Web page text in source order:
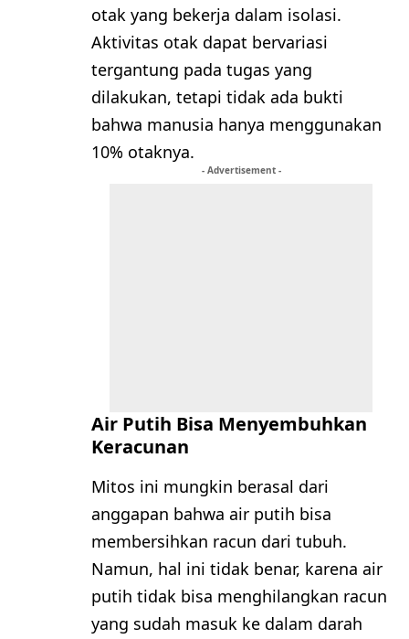
otak yang bekerja dalam isolasi.
Aktivitas otak dapat bervariasi
tergantung pada tugas yang
dilakukan, tetapi tidak ada bukti
bahwa manusia hanya menggunakan
10% otaknya.
- Advertisement -
Air Putih Bisa Menyembuhkan
Keracunan
Mitos ini mungkin berasal dari
anggapan bahwa air putih bisa
membersihkan racun dari tubuh.
Namun, hal ini tidak benar, karena air
putih tidak bisa menghilangkan racun
yang sudah masuk ke dalam darah